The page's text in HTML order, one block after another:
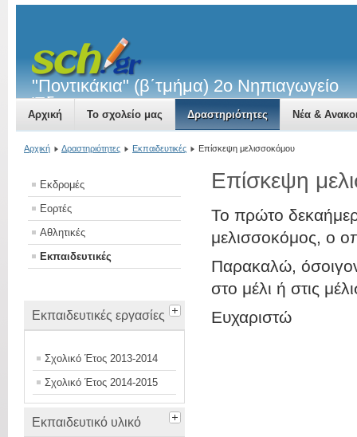
"Ποντικάκια" (β΄τμήμα) 2ο Νηπιαγωγείο
Έδεσσας
Αρχική Το σχολείο μας Δραστηριότητες Νέα &
Αρχική Δραστηριότητες Εκπαιδευτικές Eπίσκεψη μελισσοκόμου
Εκδρομές
Εορτές
Αθλητικές
Εκπαιδευτικές
Εκπαιδευτικές εργασίες
Σχολικό Έτος 2013-2014
Σχολικό Έτος 2014-2015
Εκπαιδευτικό υλικό
Eπίσκεψη
Το πρώτο
μελισσοκόμος, ο
Παρακαλώ,
στο μέλι ή στις
Ευχαριστώ